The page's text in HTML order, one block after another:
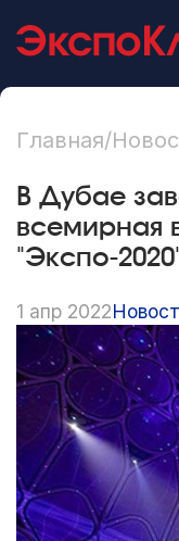
Главная/
В Дубае
всемирная
"Экспо-
1 апр 2022